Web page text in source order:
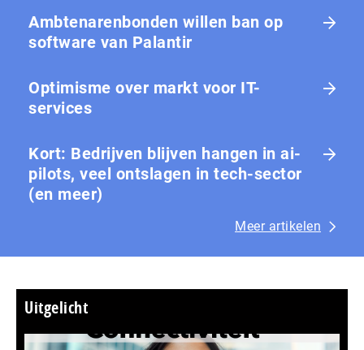
Ambtenarenbonden willen ban op
software van Palantir
Optimisme over markt voor IT-
services
Kort: Bedrijven blijven hangen in ai-
pilots, veel ontslagen in tech-sector
(en meer)
Meer artikelen
Uitgelicht